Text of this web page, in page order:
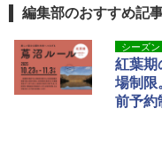
[キ
プテ
ッと
ッシ
&ハ
026
コン
￥
編集部のおすすめ記
シーズン
紅葉期
場制限
前予約